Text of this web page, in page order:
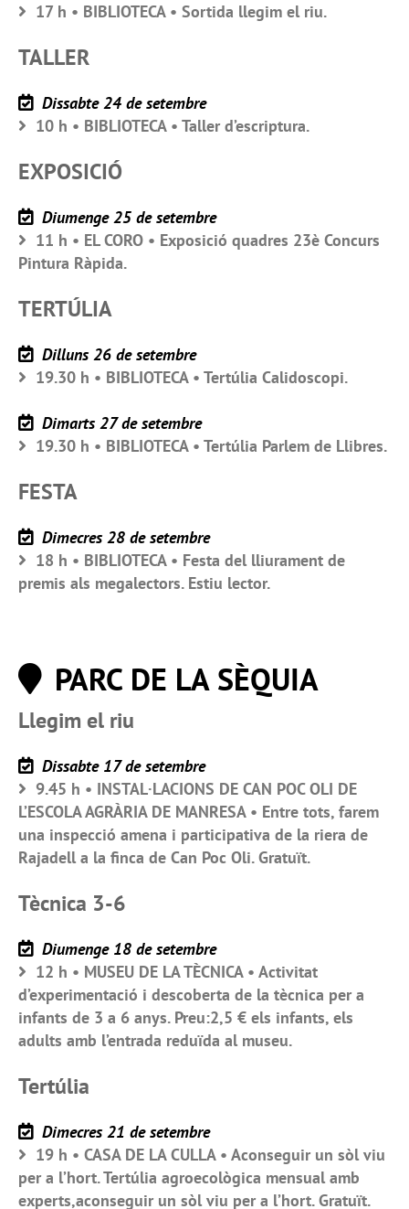
17 h • BIBLIOTECA • Sortida llegim el riu.
TALLER
Dissabte 24 de setembre
10 h • BIBLIOTECA • Taller d’escriptura.
EXPOSICIÓ
Diumenge 25 de setembre
11 h • EL CORO • Exposició quadres 23è Concurs
Pintura Ràpida.
TERTÚLIA
Dilluns 26 de setembre
19.30 h • BIBLIOTECA • Tertúlia Calidoscopi.
Dimarts 27 de setembre
19.30 h • BIBLIOTECA • Tertúlia Parlem de Llibres.
FESTA
Dimecres 28 de setembre
18 h • BIBLIOTECA • Festa del lliurament de
premis als megalectors. Estiu lector.
PARC DE LA SÈQUIA
Llegim el riu
Dissabte 17 de setembre
9.45 h • INSTAL·LACIONS DE CAN POC OLI DE
L’ESCOLA AGRÀRIA DE MANRESA • Entre tots, farem
una inspecció amena i participativa de la riera de
Rajadell a la finca de Can Poc Oli. Gratuït.
Tècnica 3-6
Diumenge 18 de setembre
12 h • MUSEU DE LA TÈCNICA • Activitat
d’experimentació i descoberta de la tècnica per a
infants de 3 a 6 anys. Preu:2,5 € els infants, els
adults amb l’entrada reduïda al museu.
Tertúlia
Dimecres 21 de setembre
19 h • CASA DE LA CULLA • Aconseguir un sòl viu
per a l’hort. Tertúlia agroecològica mensual amb
experts,aconseguir un sòl viu per a l’hort. Gratuït.